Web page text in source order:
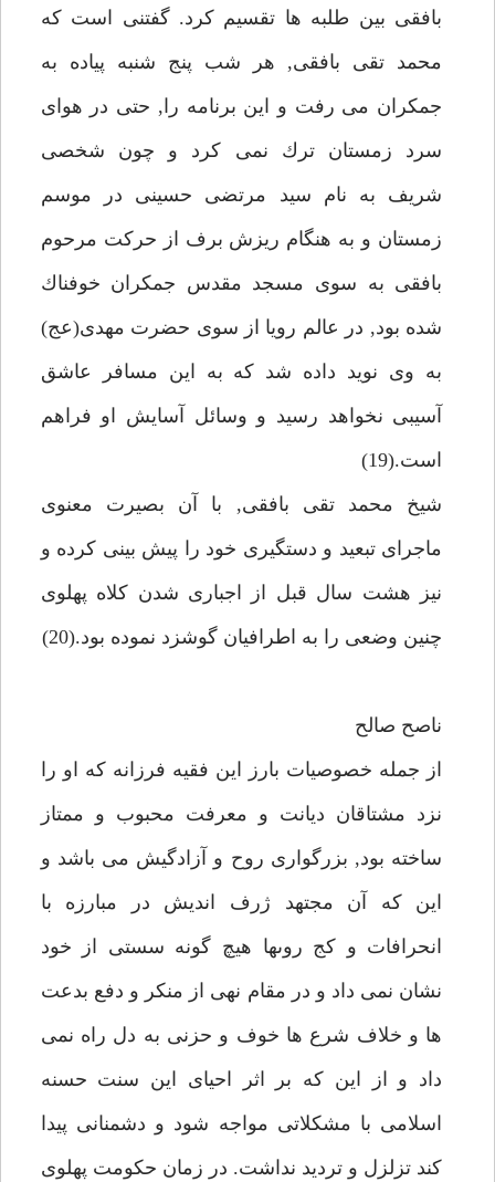
بافقى بين طلبه ها تقسيم كرد. گفتنى است كه
محمد تقى بافقى, هر شب پنج شنبه پياده به
جمكران مى رفت و اين برنامه را, حتى در هواى
سرد زمستان ترك نمى كرد و چون شخصى
شريف به نام سيد مرتضى حسينى در موسم
زمستان و به هنگام ريزش برف از حركت مرحوم
بافقى به سوى مسجد مقدس جمكران خوفناك
شده بود, در عالم رويا از سوى حضرت مهدى(عج)
به وى نويد داده شد كه به اين مسافر عاشق
آسيبى نخواهد رسيد و وسائل آسايش او فراهم
است.(19)
شيخ محمد تقى بافقى, با آن بصيرت معنوى
ماجراى تبعيد و دستگيرى خود را پيش بينى كرده و
نيز هشت سال قبل از اجبارى شدن كلاه پهلوى
چنين وضعى را به اطرافيان گوشزد نموده بود.(20)
ناصح صالح
از جمله خصوصيات بارز اين فقيه فرزانه كه او را
نزد مشتاقان ديانت و معرفت محبوب و ممتاز
ساخته بود, بزرگوارى روح و آزادگيش مى باشد و
اين كه آن مجتهد ژرف انديش در مبارزه با
انحرافات و كج روىها هيچ گونه سستى از خود
نشان نمى داد و در مقام نهى از منكر و دفع بدعت
ها و خلاف شرع ها خوف و حزنى به دل راه نمى
داد و از اين كه بر اثر احياى اين سنت حسنه
اسلامى با مشكلاتى مواجه شود و دشمنانى پيدا
كند تزلزل و ترديد نداشت. در زمان حكومت پهلوى